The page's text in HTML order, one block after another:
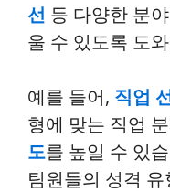
선 등 다양한 분
울 수 있도록 도
예를 들어, 직업
형에 맞는 직업
도를 높일 수 있
팀원들의 성격